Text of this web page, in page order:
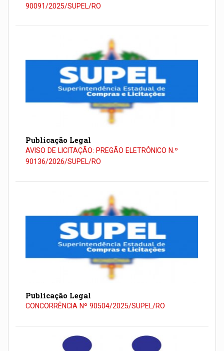
90091/2025/SUPEL/RO
Publicação Legal
AVISO DE LICITAÇÃO: PREGÃO ELETRÔNICO N.º
90136/2026/SUPEL/RO
Publicação Legal
CONCORRÊNCIA Nº 90504/2025/SUPEL/RO